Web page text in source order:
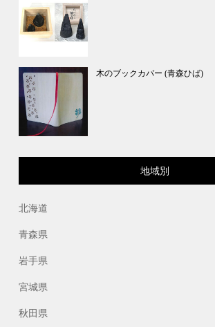
木のブックカバー (青森ひば)
地域別
北海道
青森県
岩手県
宮城県
秋田県